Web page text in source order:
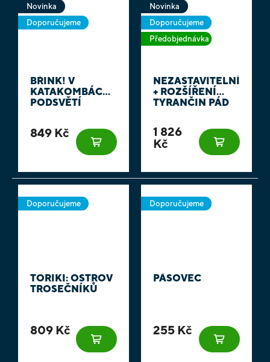
Novinka
Doporučujeme
BŘINK! V
KATAKOMBÁCH -
PODSVĚTÍ
849 Kč
Novinka
Doporučujeme
Předobjednávka
NEZASTAVITELNÍ
+ ROZŠÍŘENÍ
TYRANČIN PÁD
1 826
Kč
Doporučujeme
TORIKI: OSTROV
TROSEČNÍKŮ
809 Kč
Doporučujeme
PÁSOVEC
255 Kč